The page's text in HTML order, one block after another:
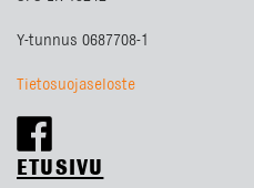
Y-tunnus 0687708-1
Tietosuojaseloste
ETUSIVU